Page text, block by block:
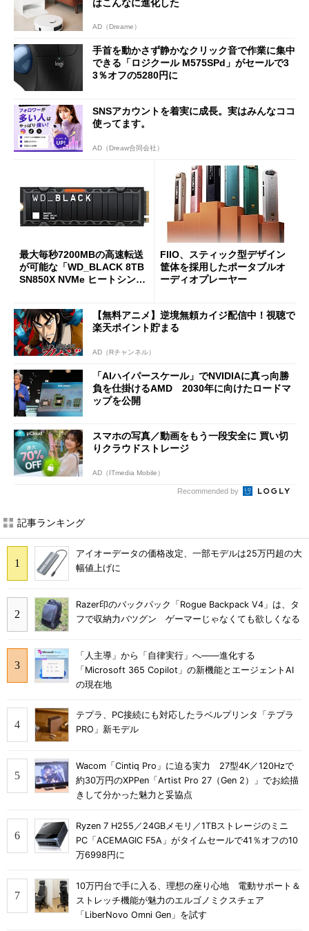
はこんなに進化した
AD（Dreame）
手首を動かさず静かなクリック音で作業に集中
できる「ロジクール M575SPd」がセールで3
3％オフの5280円に
SNSアカウントを着実に成長。実はみんなココ
使ってます。
AD（Dreaw合同会社）
最大毎秒7200MBの高速転送
が可能な「WD_BLACK 8TB
SN850X NVMe ヒートシンク
FIIO、スティック型デザイン
筐体を採用したポータブルオ
ーディオプレーヤー
【無料アニメ】逆境無頼カイジ配信中！視聴で
楽天ポイント貯まる
AD（Rチャンネル）
「AIハイパースケール」でNVIDIAに真っ向勝
負を仕掛けるAMD 2030年に向けたロードマ
ップを公開
スマホの写真／動画をもう一段安全に 買い切
りクラウドストレージ
AD（ITmedia Mobile）
Recommended by
記事ランキング
アイオーデータの価格改定、一部モデルは25万円超の大
幅値上げに
Razer印のバックパック「Rogue Backpack V4」は、タ
フで収納力バツグン ゲーマーじゃなくても欲しくなる
「人主導」から「自律実行」へ――進化する
「Microsoft 365 Copilot」の新機能とエージェントAI
の現在地
テプラ、PC接続にも対応したラベルプリンタ「テプラ
PRO」新モデル
Wacom「Cintiq Pro」に迫る実力 27型4K／120Hzで
約30万円のXPPen「Artist Pro 27（Gen 2）」でお絵描
きして分かった魅力と妥協点
Ryzen 7 H255／24GBメモリ／1TBストレージのミニ
PC「ACEMAGIC F5A」がタイムセールで41％オフの10
万6998円に
10万円台で手に入る、理想の座り心地 電動サポート＆
ストレッチ機能が魅力のエルゴノミクスチェア
「LiberNovo Omni Gen」を試す